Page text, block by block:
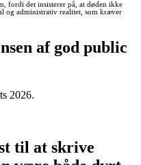
fordi det insisterer på, at døden ikke
og administrativ realitet, som kræver
af god public
2026.
til at skrive